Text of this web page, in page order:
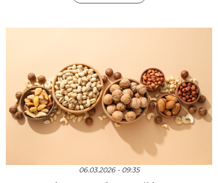
06.03.2026 - 09:35